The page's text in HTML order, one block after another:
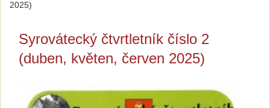
2025)
Syrovátecký čtvrtletník číslo 2
(duben, květen, červen 2025)